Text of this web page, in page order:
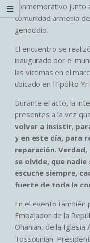
conmemorativo
comunidad armenia
genocidio.
El encuentro se
inaugurado por el
las víctimas en el
ubicado en Hipólito
Durante el acto, la
presentes a la vez
volver a insistir,
y en este día, para
reparación.
se olvide, que
escuche siempre,
fuerte de toda la
En el evento también
Embajador de la
Ohanian, de la Iglesia
Tossounian,